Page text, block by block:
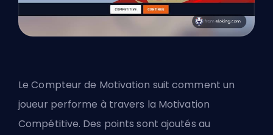
Le Compteur de Motivation suit comment un
joueur performe à travers la Motivation
Compétitive. Des points sont ajoutés au